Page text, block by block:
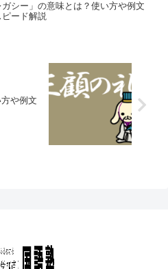
ガシー」の意味とは？使い方や例文
ピード解説
や例文